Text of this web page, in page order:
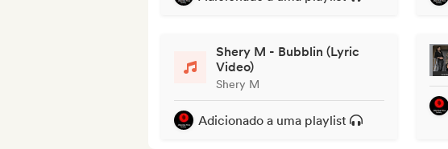
Shery M - Bubblin (Lyric
Video)
Shery M
Adicionado a uma playlist